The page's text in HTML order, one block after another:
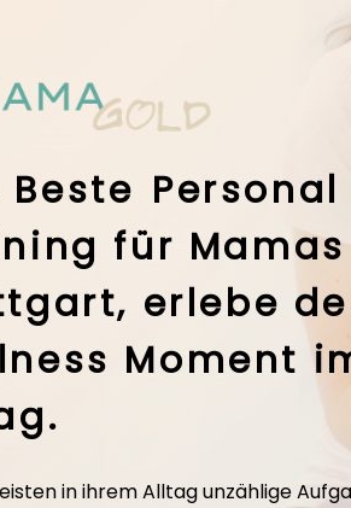
Beste Personal
für Mamas
erlebe
Moment
in ihrem Alltag unzählige